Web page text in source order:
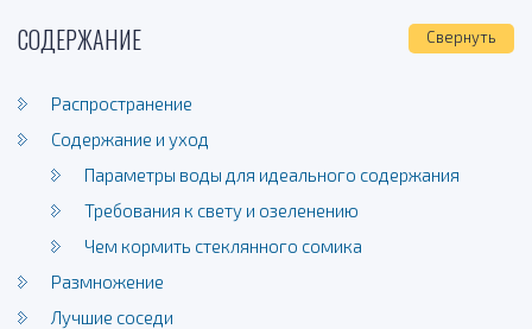
СОДЕРЖАНИЕ Свернуть
Распространение
Содержание и уход
Параметры воды для идеального содержания
Требования к свету и озеленению
Чем кормить стеклянного сомика
Размножение
Лучшие соседи